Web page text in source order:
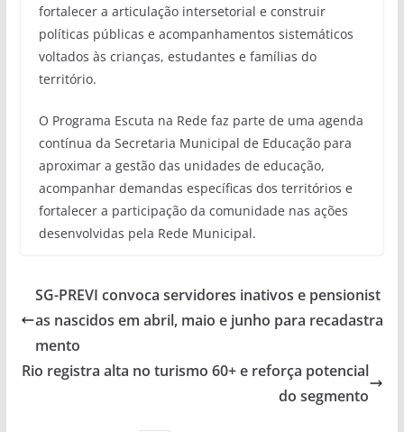
fortalecer a articulação intersetorial e construir
políticas públicas e acompanhamentos sistemáticos
voltados às crianças, estudantes e famílias do
território.
O Programa Escuta na Rede faz parte de uma agenda
contínua da Secretaria Municipal de Educação para
aproximar a gestão das unidades de educação,
acompanhar demandas específicas dos territórios e
fortalecer a participação da comunidade nas ações
desenvolvidas pela Rede Municipal.
SG-PREVI convoca servidores inativos e pensionist
as nascidos em abril, maio e junho para recadastra
mento
Rio registra alta no turismo 60+ e reforça potencial
do segmento